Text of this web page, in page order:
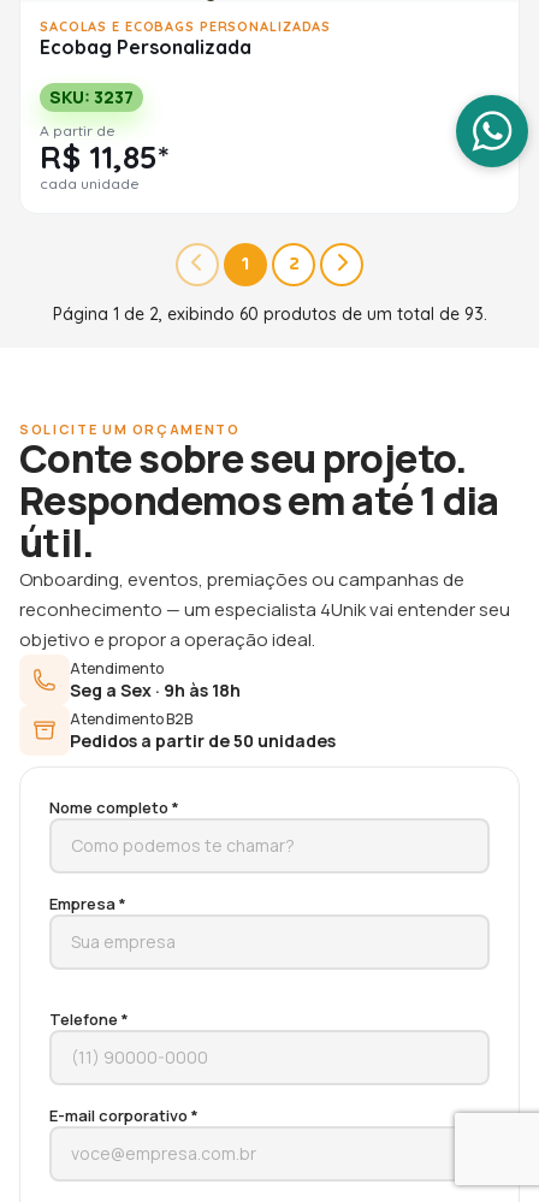
SACOLAS E ECOBAGS PERSONALIZADAS
Ecobag Personalizada
SKU: 3237
A partir de
R$ 11,85*
cada unidade
1 2
Página 1 de 2, exibindo 60 produtos de um total de 93.
SOLICITE UM ORÇAMENTO
Conte sobre seu projeto.
Respondemos em até 1 dia
útil.
Onboarding, eventos, premiações ou campanhas de
reconhecimento — um especialista 4Unik vai entender seu
objetivo e propor a operação ideal.
Atendimento
Seg a Sex · 9h às 18h
Atendimento B2B
Pedidos a partir de 50 unidades
Nome completo *
Empresa *
Telefone *
E-mail corporativo *